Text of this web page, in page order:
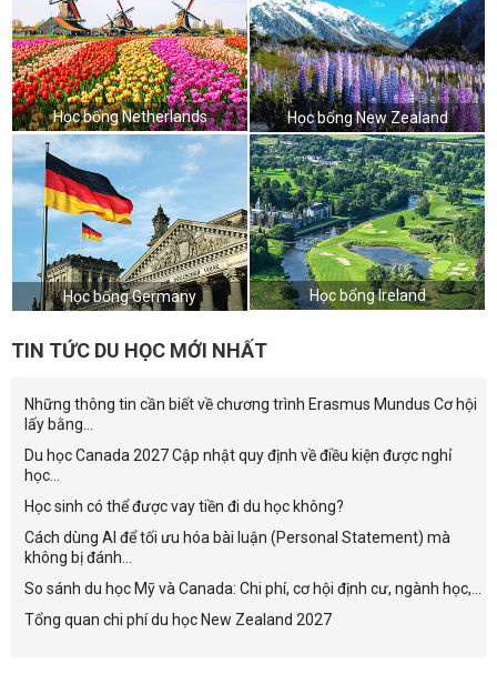
Học bổng Netherlands Học bổng New Zealand
Học bổng Germany Học bổng Ireland
TIN TỨC DU HỌC MỚI NHẤT
Những thông tin cần biết về chương trình Erasmus Mundus Cơ hội
lấy bằng...
Du học Canada 2027 Cập nhật quy định về điều kiện được nghỉ
học...
Học sinh có thể được vay tiền đi du học không?
Cách dùng AI để tối ưu hóa bài luận (Personal Statement) mà
không bị đánh...
So sánh du học Mỹ và Canada: Chi phí, cơ hội định cư, ngành học,...
Tổng quan chi phí du học New Zealand 2027